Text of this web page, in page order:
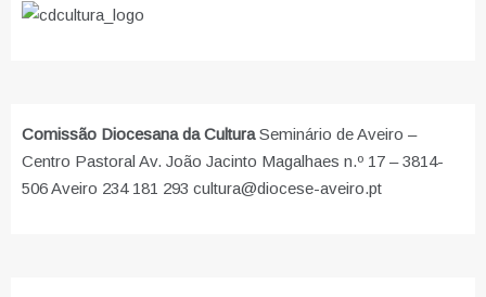
Comissão Diocesana da CulturaSeminário de Aveiro –
Centro Pastoral Av. João Jacinto Magalhaes n.º 17 – 3814-
506 Aveiro 234 181 293 cultura@diocese-aveiro.pt